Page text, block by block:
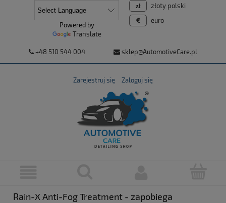
+48 510 544 004 sklep@AutomotiveCare.pl
Zarejestruj się Zaloguj się
złoty polski
euro
Powered by
Translate
Rain-X Anti-Fog Treatment - zapobiega